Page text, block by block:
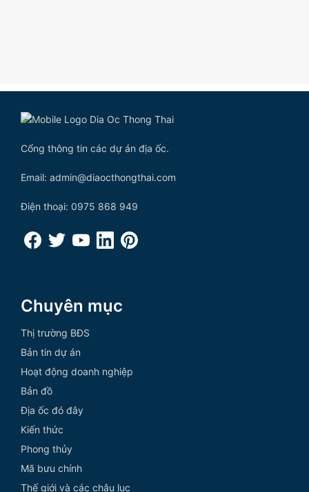
Cổng thông tin các dự án địa ốc.
Email: admin@diaocthongthai.com
Điện thoại: 0975 868 949
Chuyên mục
Thị trường BĐS
Bản tin dự án
Hoạt động doanh nghiệp
Bản đồ
Địa ốc đó đây
Kiến thức
Phong thủy
Mã bưu chính
Thế giới và các châu lục